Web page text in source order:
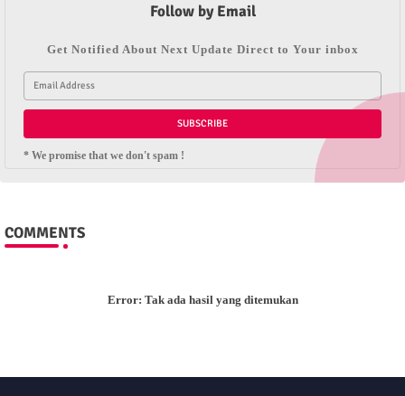
Follow by Email
Get Notified About Next Update Direct to Your inbox
* We promise that we don't spam !
COMMENTS
Error: Tak ada hasil yang ditemukan